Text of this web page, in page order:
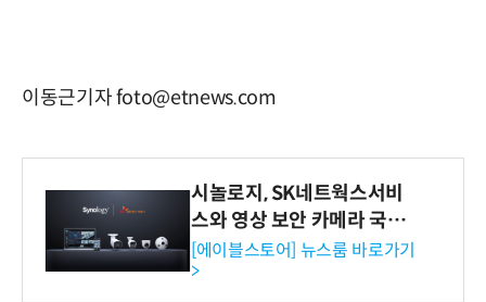
이동근기자 foto@etnews.com
시놀로지, SK네트웍스서비
스와 영상 보안 카메라 국내
독점 판매 파트너십 체결
[에이블스토어] 뉴스룸 바로가기
>